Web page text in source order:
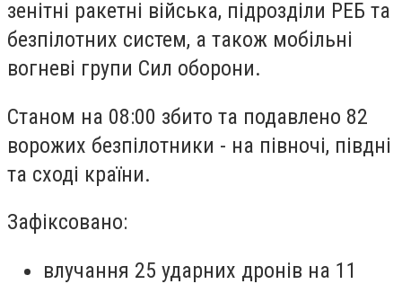
зенітні ракетні війська, підрозділи РЕБ та
безпілотних систем, а також мобільні
вогневі групи Сил оборони.
Станом на 08:00 збито та подавлено 82
ворожих безпілотники - на півночі, півдні
та сході країни.
Зафіксовано:
влучання 25 ударних дронів на 11